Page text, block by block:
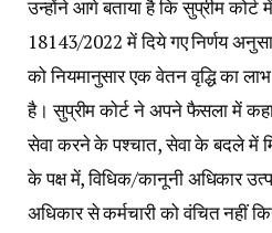
उन्होंने आगे बताया है कि सुप्रीम कोर्ट
18143/2022 में दिये गए निर्णय
को नियमानुसार एक वेतन वृद्धि का
है। सुप्रीम कोर्ट ने अपने फैसला में कहा है
सेवा करने के पश्चात, सेवा के बदले में
के पक्ष में, विधिक/कानूनी अधिकार
अधिकार से कर्मचारी को वंचित नहीं